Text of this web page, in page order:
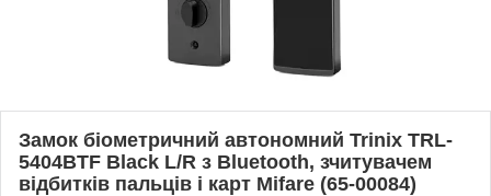
Замок біометричний автономний Trinix TRL-
5404BTF Black L/R з Bluetooth, зчитувачем
відбитків пальців і карт Mifare (65-00084)